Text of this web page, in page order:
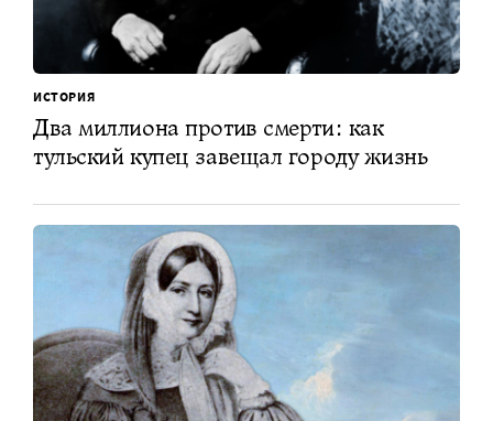
ИСТОРИЯ
Два миллиона против смерти: как
тульский купец завещал городу жизнь